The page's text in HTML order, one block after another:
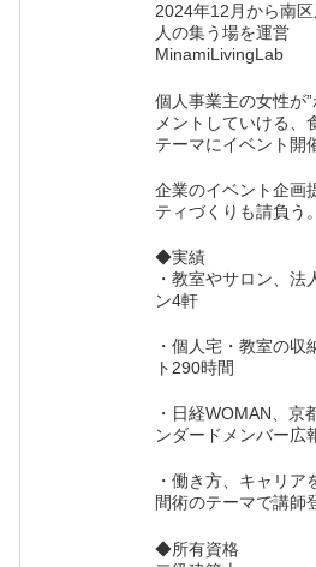
2024年12月から南
人の集う場を運営
MinamiLivingLab
個人事業主の女性が
メントしていける、
テーマにイベント開
企業のイベント企画
ティづくりも請負う。
◆実績
・教室やサロン、法
ン4軒
・個人宅・教室の
ト290時間
・日経WOMAN、京
ンダードメンバー広
・働き方、キャリ
間術のテーマで講師
◆所有資格